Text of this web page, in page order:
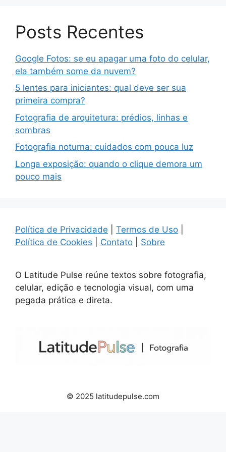
Posts Recentes
Google Fotos: se eu apagar uma foto do celular,
ela também some da nuvem?
5 lentes para iniciantes: qual deve ser sua
primeira compra?
Fotografia de arquitetura: prédios, linhas e
sombras
Fotografia noturna: cuidados com pouca luz
Longa exposição: quando o clique demora um
pouco mais
Política de Privacidade Termos de Uso
Política de Cookies
Contato Sobre
O Latitude Pulse reúne textos sobre fotografia,
celular, edição e tecnologia visual, com uma
pegada prática e direta.
© 2025 latitudepulse.com